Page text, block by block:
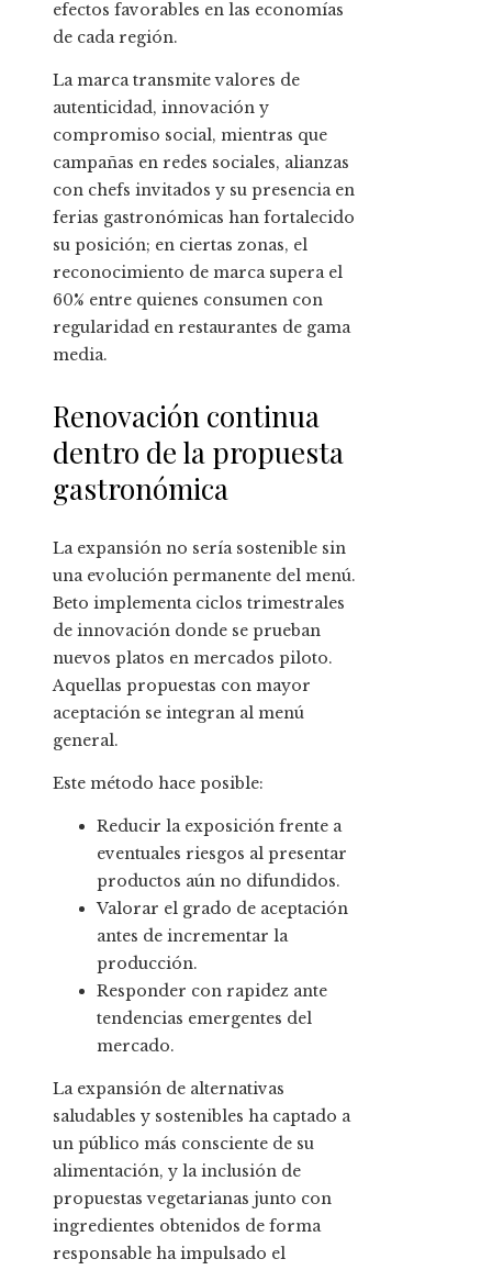
efectos favorables en las economías
de cada región.
La marca transmite valores de
autenticidad, innovación y
compromiso social, mientras que
campañas en redes sociales, alianzas
con chefs invitados y su presencia en
ferias gastronómicas han fortalecido
su posición; en ciertas zonas, el
reconocimiento de marca supera el
60% entre quienes consumen con
regularidad en restaurantes de gama
media.
Renovación continua
dentro de la propuesta
gastronómica
La expansión no sería sostenible sin
una evolución permanente del menú.
Beto implementa ciclos trimestrales
de innovación donde se prueban
nuevos platos en mercados piloto.
Aquellas propuestas con mayor
aceptación se integran al menú
general.
Este método hace posible:
Reducir la exposición frente a
eventuales riesgos al presentar
productos aún no difundidos.
Valorar el grado de aceptación
antes de incrementar la
producción.
Responder con rapidez ante
tendencias emergentes del
mercado.
La expansión de alternativas
saludables y sostenibles ha captado a
un público más consciente de su
alimentación, y la inclusión de
propuestas vegetarianas junto con
ingredientes obtenidos de forma
responsable ha impulsado el